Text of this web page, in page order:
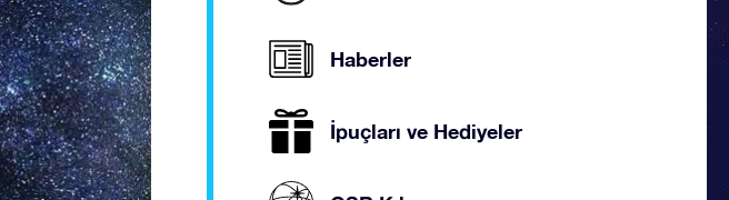
Haberler
İpuçları ve Hediyeler